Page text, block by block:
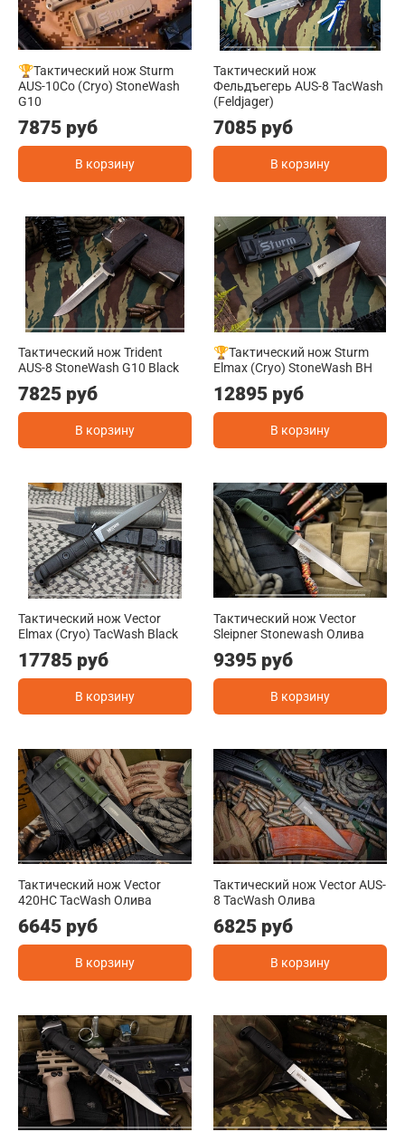
🏆Тактический нож Sturm
AUS-10Co (Cryo) StoneWash
G10
7875 руб
В корзину
Тактический нож
Фельдъегерь AUS-8 TacWash
(Feldjager)
7085 руб
В корзину
Тактический нож Trident
AUS-8 StoneWash G10 Black
7825 руб
В корзину
🏆Тактический нож Sturm
Elmax (Cryo) StoneWash BH
12895 руб
В корзину
Тактический нож Vector
Elmax (Cryo) TacWash Black
17785 руб
В корзину
Тактический нож Vector
Sleipner Stonewash Олива
9395 руб
В корзину
Тактический нож Vector
420HC TacWash Олива
6645 руб
В корзину
Тактический нож Vector AUS-
8 TacWash Олива
6825 руб
В корзину